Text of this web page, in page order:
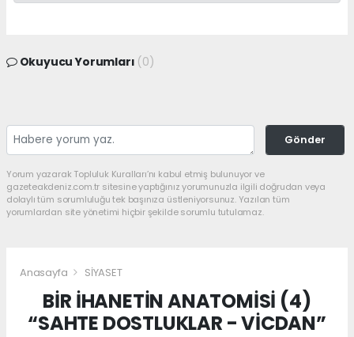
Okuyucu Yorumları (0)
Gönder
Yorum yazarak Topluluk Kuralları’nı kabul etmiş bulunuyor ve
gazeteakdeniz.com.tr sitesine yaptığınız yorumunuzla ilgili doğrudan veya
dolaylı tüm sorumluluğu tek başınıza üstleniyorsunuz. Yazılan tüm
yorumlardan site yönetimi hiçbir şekilde sorumlu tutulamaz.
Anasayfa SİYASET
BİR İHANETİN ANATOMİSİ (4)
“SAHTE DOSTLUKLAR - VİCDAN”